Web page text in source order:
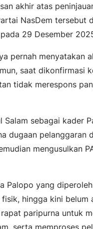
akhir atas
NasDem tersebut
29 Desember
pernah menyatakan
saat dikonfirmasi
tidak merespons
sebagai kader
dugaan pelanggaran
mengusulkan
Palopo yang
hingga kini belum
paripurna untuk